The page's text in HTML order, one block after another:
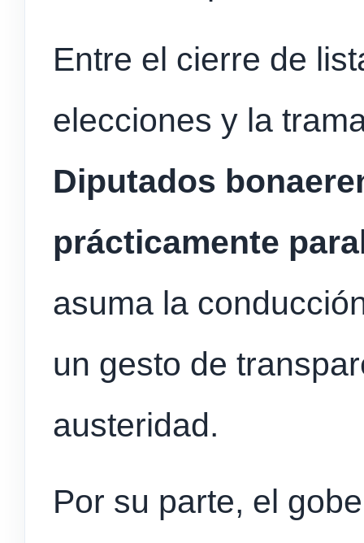
Entre el cierre de
elecciones y la
Diputados
prácticamente
asuma la
un gesto de
austeridad.
Por su parte, el